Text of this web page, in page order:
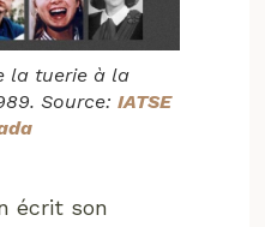
la tuerie à la
Source:IATSE
écrit son